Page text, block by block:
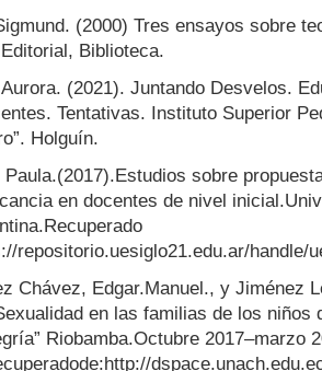
(2000) Tres ensayos sobre
Biblioteca.
(2021). Juntando Desvelos.
Tentativas. Instituto Superior
Holguín.
Paula.(2017).Estudios sobre
en docentes de nivel
repositorio.uesiglo21.edu.ar/handle/
Chávez, Edgar.Manuel., y Jiménez
en las familias de los niños
Riobamba.Octubre 2017–marzo